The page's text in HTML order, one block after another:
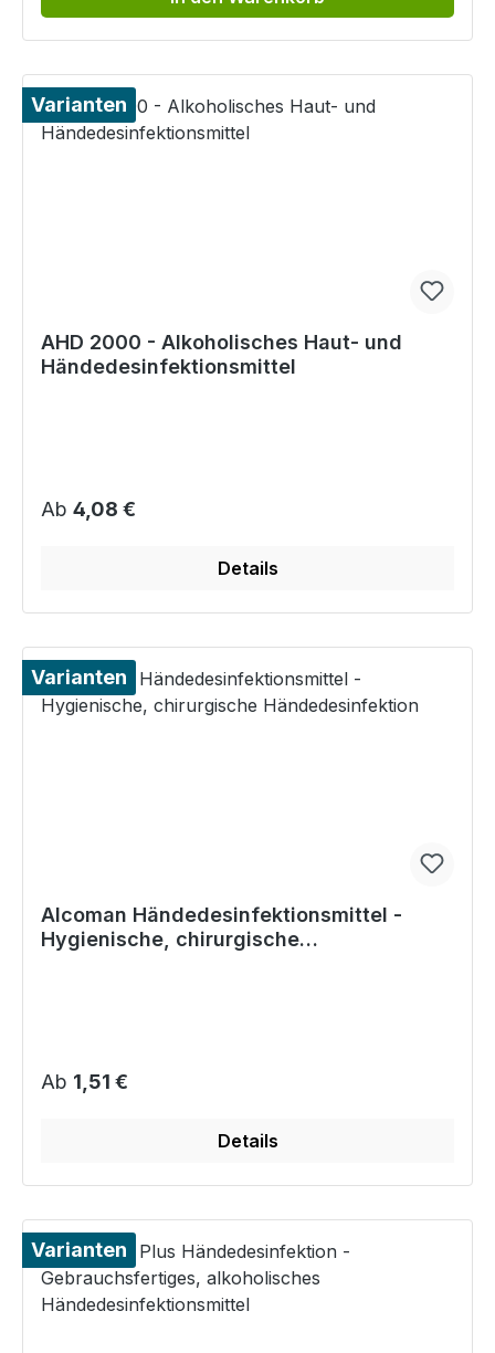
Varianten
AHD 2000 - Alkoholisches Haut- und
Händedesinfektionsmittel
Regulärer Preis:
Ab 4,08 €
Details
Varianten
Alcoman Händedesinfektionsmittel -
Hygienische, chirurgische
Regulärer Preis:
Ab 1,51 €
Details
Varianten